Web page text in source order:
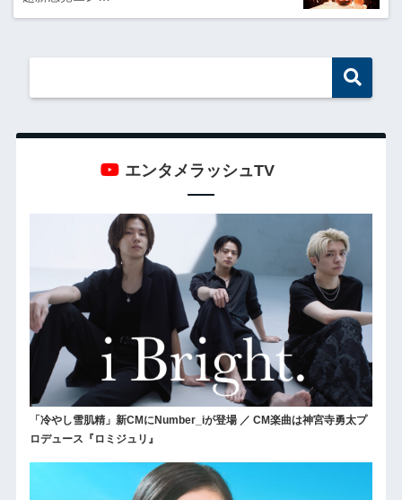
エンタメラッシュTV
「冷やし雪肌精」新CMにNumber_iが登場 ／ CM楽曲は神宮寺勇太プ
ロデュース『ロミジュリ』